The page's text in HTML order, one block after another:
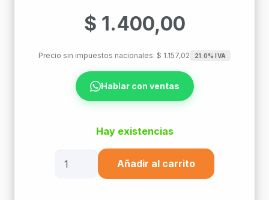
$ 1.400,00
Precio sin impuestos nacionales: $ 1.157,02 21.0% IVA
Hablar con ventas
Hay existencias
Abrazadera
Añadir al carrito